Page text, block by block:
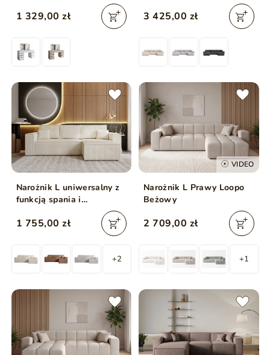
oświetleniem LED Melo
Elite biały połysk
1 329,00 zł 3 425,00 zł
Narożnik L uniwersalny z
funkcją spania i
pojemnikiem Prato XL
Beżowy
1 755,00 zł
+2
VIDEO
Narożnik L Prawy Loopo
Beżowy
2 709,00 zł
+1